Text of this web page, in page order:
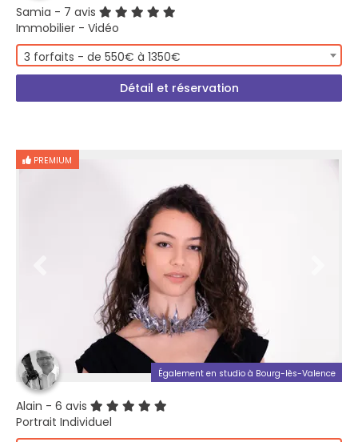
Samia - 7 avis
Immobilier - Vidéo
3 forfaits - de 550€ à 1350€
Détail et réservation
PREMIUM
Également en studio à Bourg-lès-Valence
Alain - 6 avis
Portrait Individuel